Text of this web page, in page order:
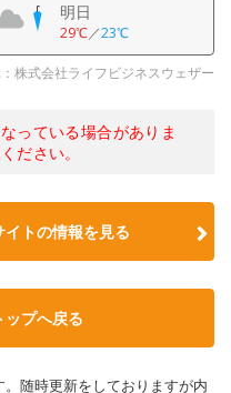
明日
29℃／23℃
株式会社ライフビジネスウェザー
っている場合がありま
ださい。
トの情報を見る
ップへ戻る
随時更新をしておりますが内